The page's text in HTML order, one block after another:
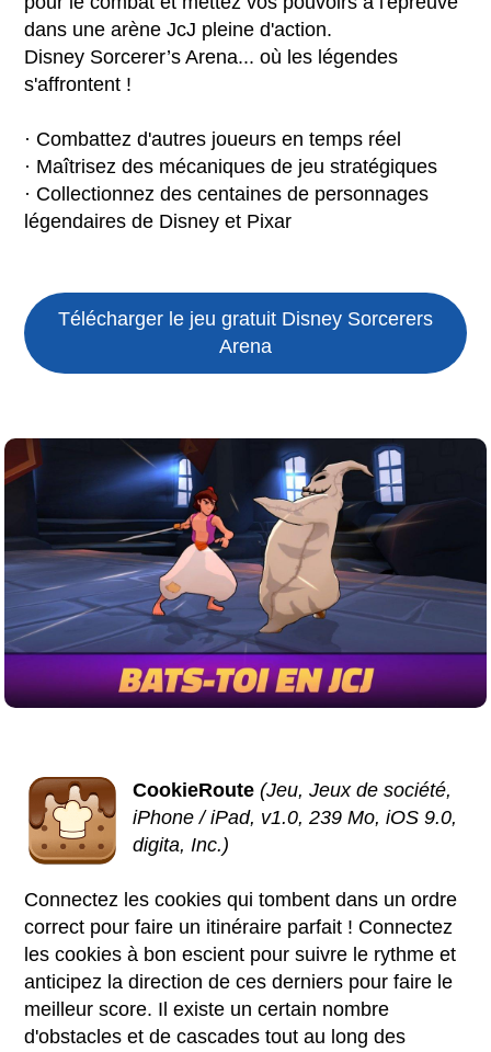
dans une arène JcJ pleine d'action.
Disney Sorcerer’s Arena... où les légendes
s'affrontent !
· Combattez d'autres joueurs en temps réel
· Maîtrisez des mécaniques de jeu stratégiques
· Collectionnez des centaines de personnages
légendaires de Disney et Pixar
Télécharger le jeu gratuit Disney Sorcerers
Arena
CookieRoute (Jeu, Jeux de société,
iPhone / iPad, v1.0, 239 Mo, iOS 9.0,
digita, Inc.)
Connectez les cookies qui tombent dans un ordre
correct pour faire un itinéraire parfait ! Connectez
les cookies à bon escient pour suivre le rythme et
anticipez la direction de ces derniers pour faire le
meilleur score. Il existe un certain nombre
d'obstacles et de cascades tout au long des